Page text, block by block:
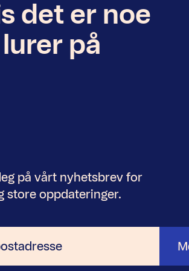
det er noe
på
på vårt nyhetsbrev for
store oppdateringer.